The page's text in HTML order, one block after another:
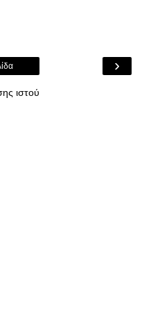
›
ιστού